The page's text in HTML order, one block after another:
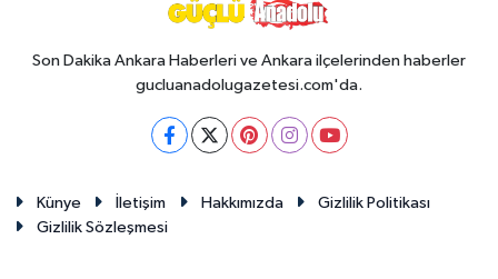
Son Dakika Ankara Haberleri ve Ankara ilçelerinden haberler
gucluanadolugazetesi.com'da.
Künye İletişim Hakkımızda
Gizlilik Politikası
Gizlilik Sözleşmesi